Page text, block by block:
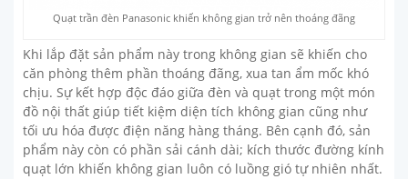
Quạt trần đèn Panasonic khiến không gian trở nên thoáng đãng
Khi lắp đặt sản phẩm này trong không gian sẽ khiến cho
căn phòng thêm phần thoáng đãng, xua tan ẩm mốc khó
chịu. Sự kết hợp độc đáo giữa đèn và quạt trong một món
đồ nội thất giúp tiết kiệm diện tích không gian cũng như
tối ưu hóa được điện năng hàng tháng. Bên cạnh đó, sản
phẩm này còn có phần sải cánh dài; kích thước đường kính
quạt lớn khiến không gian luôn có luồng gió tự nhiên nhất.